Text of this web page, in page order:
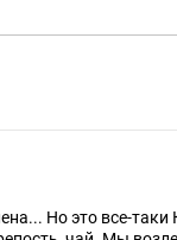
Но это все-